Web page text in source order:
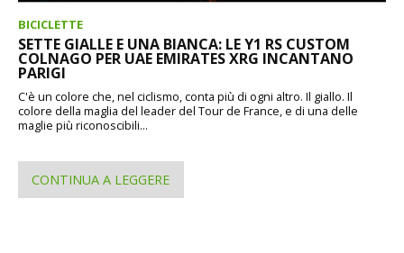
BICICLETTE
SETTE GIALLE E UNA BIANCA: LE Y1 RS CUSTOM
COLNAGO PER UAE EMIRATES XRG INCANTANO
PARIGI
C'è un colore che, nel ciclismo, conta più di ogni altro. Il giallo. Il
colore della maglia del leader del Tour de France, e di una delle
maglie più riconoscibili...
CONTINUA A LEGGERE